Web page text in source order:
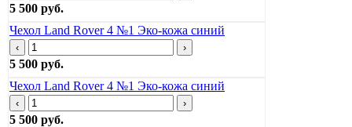
5 500 руб.
Чехол Land Rover 4 №1 Эко-кожа синий
‹ ›
5 500 руб.
Чехол Land Rover 4 №1 Эко-кожа синий
‹ ›
5 500 руб.